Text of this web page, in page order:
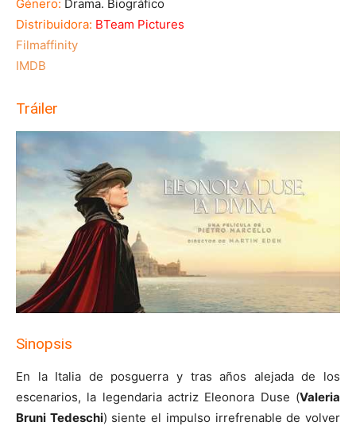
Género: Drama. Biográfico
Distribuidora: BTeam Pictures
Filmaffinity
IMDB
Tráiler
Sinopsis
En la Italia de posguerra y tras años alejada de los
escenarios, la legendaria actriz Eleonora Duse (Valeria
Bruni Tedeschi) siente el impulso irrefrenable de volver